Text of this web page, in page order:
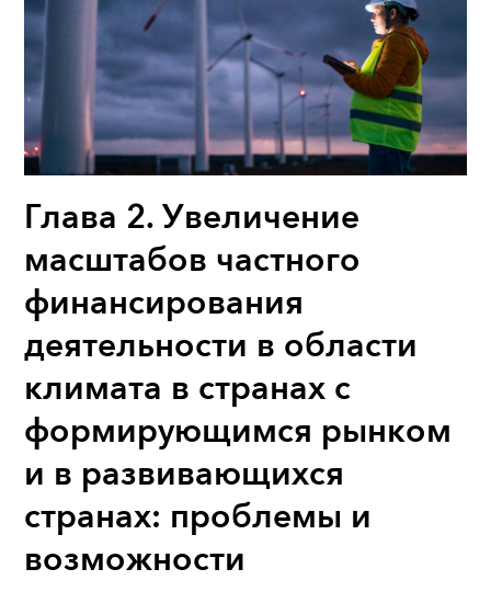
Глава 2. Увеличение
масштабов частного
финансирования
деятельности в области
климата в странах с
формирующимся рынком
и в развивающихся
странах: проблемы и
возможности